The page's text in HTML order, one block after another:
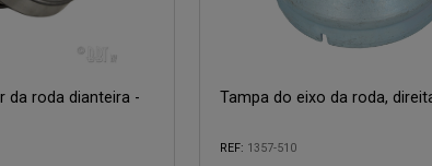
da roda dianteira -
Tampa do eixo da roda,
REF: 1357-510